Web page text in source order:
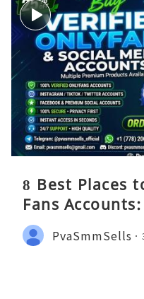
8 Best Places
Fans
PvaSmmSells